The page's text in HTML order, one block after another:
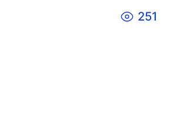
251